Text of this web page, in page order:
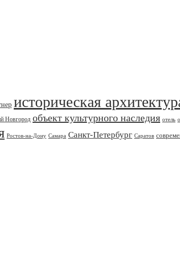
историческая
Новгород объект культурного наследия отель
Ростов-на-Дону Самара Санкт-Петербург Саратов